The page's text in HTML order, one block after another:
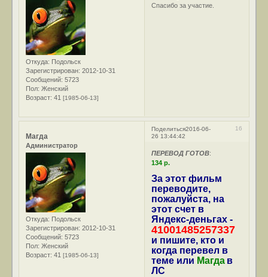
Откуда: Подольск
Зарегистрирован: 2012-10-31
Сообщений: 5723
Пол: Женский
Возраст: 41[1985-06-13]
Спасибо за участие.
Поделиться 16
2016-06-
26 13:44:42
Магда
Администратор
Откуда: Подольск
Зарегистрирован: 2012-10-31
Сообщений: 5723
Пол: Женский
Возраст: 41[1985-06-13]
ПЕРЕВОД ГОТОВ:
134 р.
За этот фильм
переводите,
пожалуйста, на
этот счет в
Яндекс-деньгах -
41001485257337
и пишите, кто и
когда перевел в
теме или Магда в
ЛС